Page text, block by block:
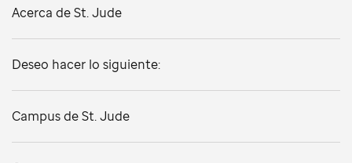
Acerca de St. Jude
Deseo hacer lo siguiente:
Campus de St. Jude